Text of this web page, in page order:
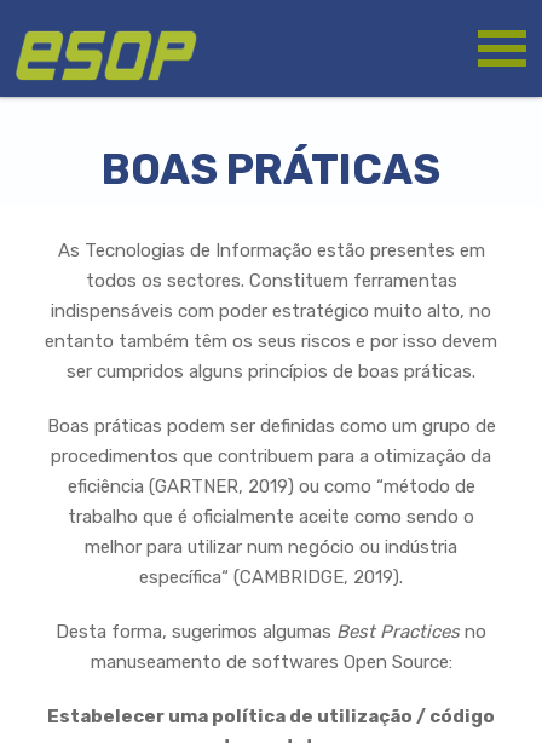
conteúdo
principal
BOAS PRÁTICAS
As Tecnologias de Informação estão presentes em
todos os sectores. Constituem ferramentas
indispensáveis com poder estratégico muito alto, no
entanto também têm os seus riscos e por isso devem
ser cumpridos alguns princípios de boas práticas.
Boas práticas podem ser definidas como um grupo de
procedimentos que contribuem para a otimização da
eficiência (GARTNER, 2019) ou como “método de
trabalho que é oficialmente aceite como sendo o
melhor para utilizar num negócio ou indústria
específica“ (CAMBRIDGE, 2019).
Desta forma, sugerimos algumas Best Practicesno
manuseamento de softwares Open Source:
Estabelecer uma política de utilização / código